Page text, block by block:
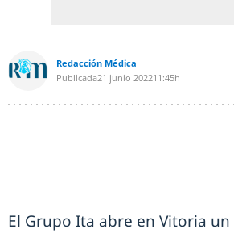
Redacción Médica
Publicada21 junio 202211:45h
El Grupo Ita abre en Vitoria un